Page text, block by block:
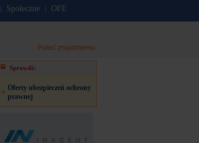
Społeczne OFE
Poleć znajomemu
Sprawdź:
Oferty ubezpieczeń ochrony
prawnej